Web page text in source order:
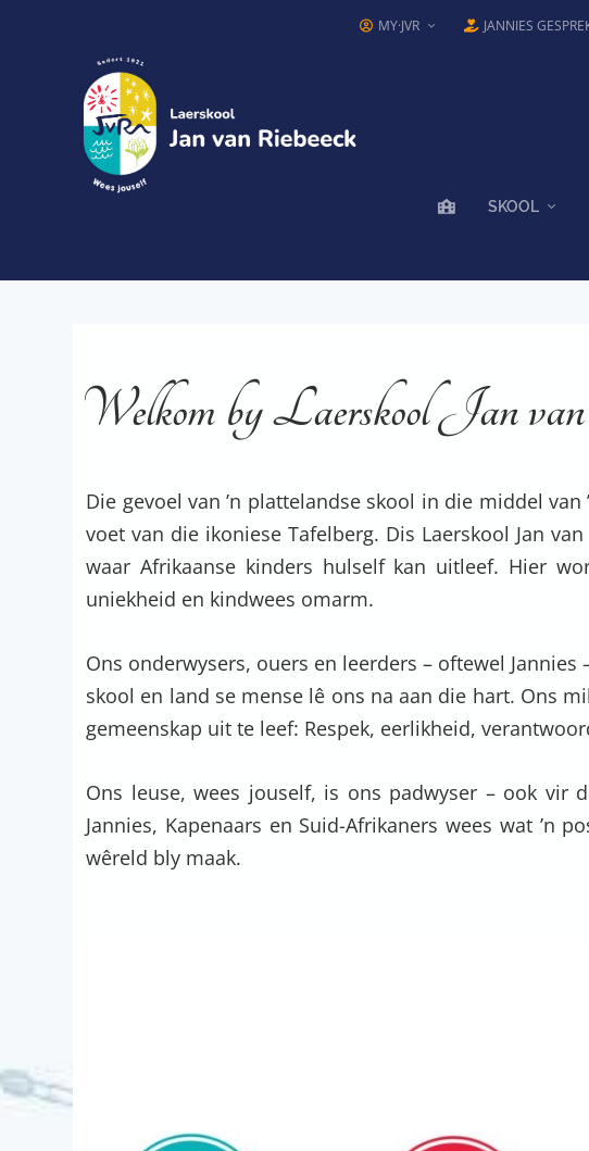
MY·JVR JANNIES
SKOOL
Welkom by Laerskool Jan
Die gevoel van ’n plattelandse skool in die middel
voet van die ikoniese Tafelberg. Dis Laerskool Jan
waar Afrikaanse kinders hulself kan uitleef. Hier
uniekheid en kindwees omarm.
Ons onderwysers, ouers en leerders – oftewel
skool en land se mense lê ons na aan die hart. Ons
gemeenskap uit te leef: Respek, eerlikheid,
Ons leuse, wees jouself, is ons padwyser – ook vir
Jannies, Kapenaars en Suid-Afrikaners wees wat ’n
wêreld bly maak.